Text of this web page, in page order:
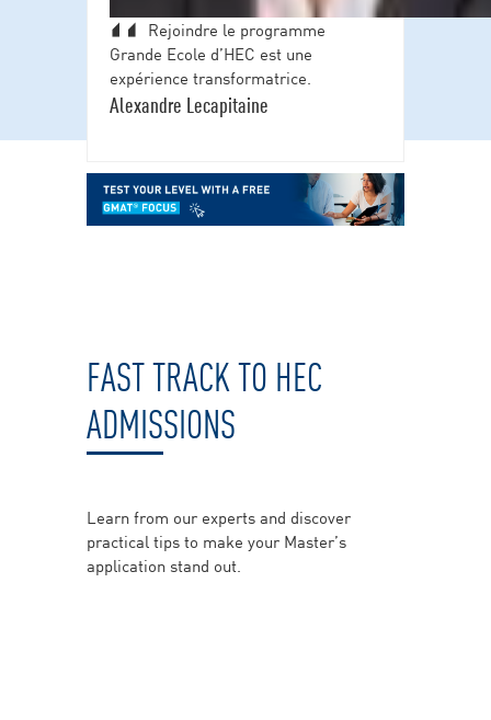
Rejoindre le programme
Grande Ecole d’HEC est une
expérience transformatrice.
Alexandre Lecapitaine
FAST TRACK TO HEC
ADMISSIONS
Learn from our experts and discover
practical tips to make your Master’s
application stand out.